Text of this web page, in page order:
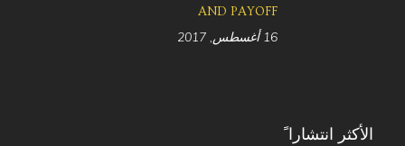
AND PAYOFF
16 أغسطس, 2017
الأكثر انتشارا ً